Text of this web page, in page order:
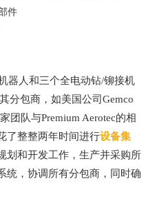
件
器人和三个全电动钻/铆接机
分包商，如美国公司Gemco
团队与Premium Aerotec的相
了整整两年时间进行设备集
划和开发工作，生产并采购所
统，协调所有分包商，同时确